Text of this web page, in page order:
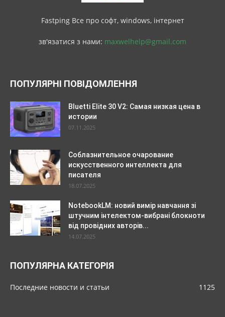
Fastping Все про софт, windows, інтернет
зв'язатися з нами: maxwelhelp@gmail.com
ПОПУЛЯРНІ ПОВІДОМЛЕННЯ
Bluetti Elite 30 V2: Самая низкая цена в
истории
07.11.2025
Соблазнительное очарование
искусственного интеллекта для
писателя
18.07.2025
NotebookLM: новий вимір навчання зі
штучним інтелектом-вибрані блокноти
від провідних авторів...
14.07.2025
ПОПУЛЯРНА КАТЕГОРІЯ
Последние новости и статьи 1125